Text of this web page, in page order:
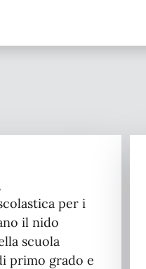
per i
il nido
scuola
primo grado e